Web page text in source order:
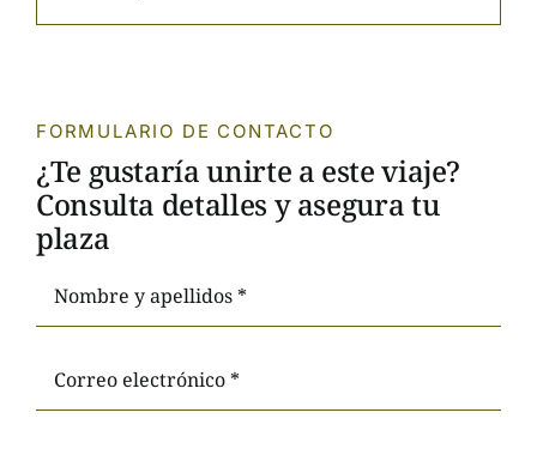
FORMULARIO DE CONTACTO
¿Te gustaría unirte a este viaje?
Consulta detalles y asegura tu
plaza